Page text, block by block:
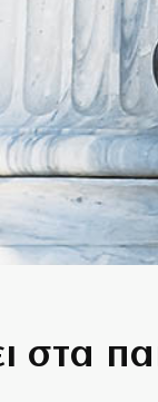
στα